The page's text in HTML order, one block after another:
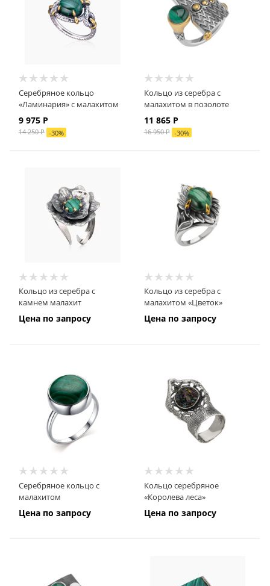
Серебряное кольцо
«Ламинария» с малахитом
9 975 Р
14 250 Р -30%
Кольцо из серебра с
малахитом в позолоте
11 865 Р
16 950 Р -30%
Кольцо из серебра с
камнем малахит
Цена по запросу
Кольцо из серебра с
малахитом «Цветок»
Цена по запросу
Серебряное кольцо с
малахитом
Цена по запросу
Кольцо серебряное
«Королева леса»
Цена по запросу